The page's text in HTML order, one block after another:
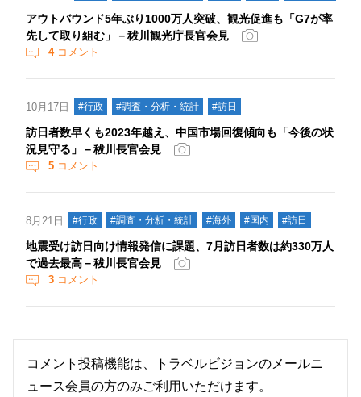
アウトバウンド5年ぶり1000万人突破、観光促進も「G7が率
先して取り組む」－秡川観光庁長官会見
4コメント
10月17日 #行政 #調査・分析・統計 #訪日
訪日者数早くも2023年越え、中国市場回復傾向も「今後の状
況見守る」－秡川長官会見
5 コメント
8月21日 #行政 #調査・分析・統計 #海外 #国内 #訪日
地震受け訪日向け情報発信に課題、7月訪日者数は約330万人
で過去最高－秡川長官会見
3 コメント
コメント投稿機能は、トラベルビジョンのメールニ
ュース会員の方のみご利用いただけます。